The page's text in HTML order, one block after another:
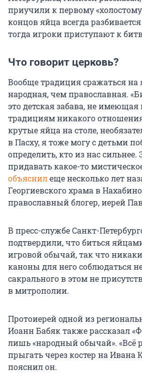
приучили к первому
концов яйца всегда
тогда игроки приступают к
Что говорит церковь?
Вообще традиция сражаться на
народная, чем православная.
это детская забава, не
традициям никакого
крутые яйца на столе,
в Пасху, я тоже могу с детьми
определить, кто из нас сильнее.
придавать какое-то
объяснилеще несколько лет
Георгиевского храма в
православный блогер, иерей
В пресс-службе Санкт-
подтвердили, что биться
игровой обычай, так что
каноны для него соблюдаться
сакрального в этом не
в митрополии.
Протоиерей одной из
Иоанн Бабяк также рассказал
лишь «народный обычай». «Всё
прыгать через костер на Ивана
пояснил он.